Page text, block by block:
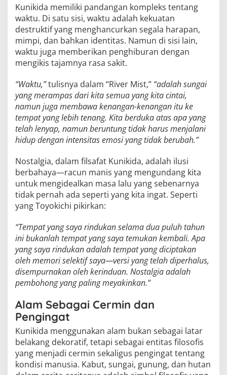
Kunikida memiliki pandangan kompleks tentang
waktu. Di satu sisi, waktu adalah kekuatan
destruktif yang menghancurkan segala harapan,
mimpi, dan bahkan identitas. Namun di sisi lain,
waktu juga memberikan penghiburan dengan
mengikis tajamnya rasa sakit.
“Waktu,”tulisnya dalam “River Mist,” “adalah sungai
yang merampas dari kita semua yang kita cintai,
namun juga membawa kenangan-kenangan itu ke
tempat yang lebih tenang. Kita berduka atas apa yang
telah lenyap, namun beruntung tidak harus menjalani
hidup dengan intensitas emosi yang tidak berubah.”
Nostalgia, dalam filsafat Kunikida, adalah ilusi
berbahaya—racun manis yang mengundang kita
untuk mengidealkan masa lalu yang sebenarnya
tidak pernah ada seperti yang kita ingat. Seperti
yang Toyokichi pikirkan:
“Tempat yang saya rindukan selama dua puluh tahun
ini bukanlah tempat yang saya temukan kembali. Apa
yang saya rindukan adalah tempat yang diciptakan
oleh memori selektif saya—versi yang telah diperhalus,
disempurnakan oleh kerinduan. Nostalgia adalah
pembohong yang paling meyakinkan.”
Alam Sebagai Cermin dan
Pengingat
Kunikida menggunakan alam bukan sebagai latar
belakang dekoratif, tetapi sebagai entitas filosofis
yang menjadi cermin sekaligus pengingat tentang
kondisi manusia. Kabut, sungai, gunung, dan hutan